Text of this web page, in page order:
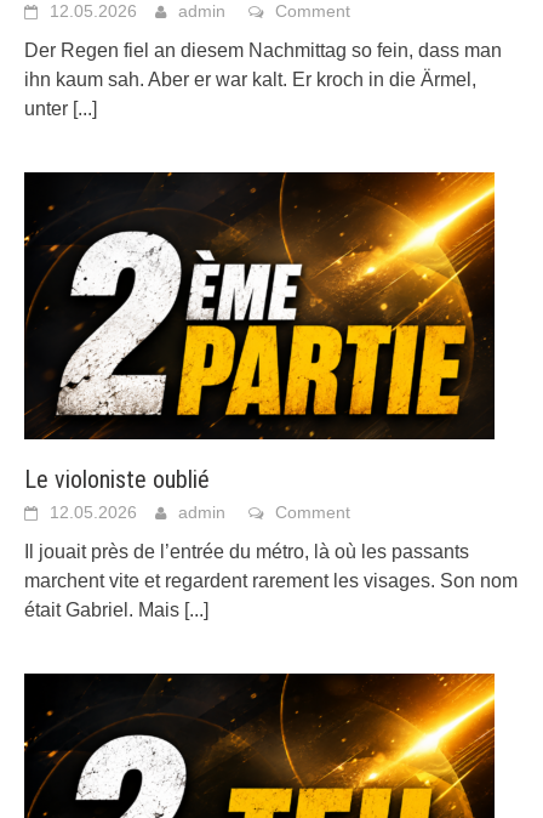
12.05.2026 admin Comment
Der Regen fiel an diesem Nachmittag so fein, dass man
ihn kaum sah. Aber er war kalt. Er kroch in die Ärmel,
unter [...]
Le violoniste oublié
12.05.2026 admin Comment
Il jouait près de l’entrée du métro, là où les passants
marchent vite et regardent rarement les visages. Son nom
était Gabriel. Mais [...]